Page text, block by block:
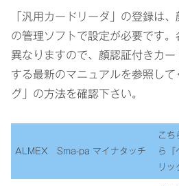
「汎用カードリーダ」の登録は
の管理ソフトで設定が必要です
異なりますので、顔認証付きカ
する最新のマニュアルを参照し
グ」の方法を確認下さい。
ALMEX Sma-pa マイナタッチ
こち
ら『
リッ